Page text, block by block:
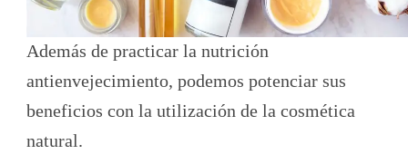
Además de practicar la nutrición
antienvejecimiento, podemos potenciar sus
beneficios con la utilización de la cosmética
natural.